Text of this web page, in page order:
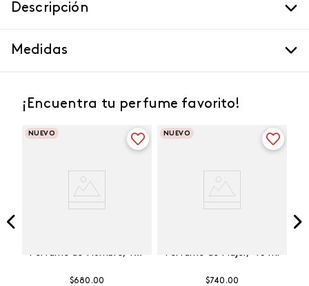
Descripción
Medidas
¡Encuentra tu perfume favorito!
NUEVO
Perfume de Hombre, 100
$680 .00
NUEVO
Perfume de Mujer, 45 ml
$740 .00